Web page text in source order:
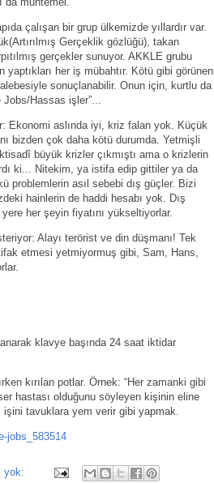
çalışan bir grup ülkemizde yıllardır var.
Gerçeklik gözlüğü), takan
gerçekler sunuyor. AKKLE grubu
her iş mübahtır. Kötü gibi görünen
sonuçlanabilir. Onun için, kurtlu da
Hassas işler”...
Ekonomi aslında iyi, kriz falan yok. Küçük
bizden çok daha kötü durumda. Yetmişli
büyük krizler çıkmıştı ama o krizlerin
ki... Nitekim, ya istifa edip gittiler ya da
problemlerin asıl sebebi dış güçler. Bizi
hainlerin de haddi hesabı yok. Dış
her şeyin fiyatını yükseltiyorlar.
Alayı terörist ve din düşmanı! Tek
etmesi yetmiyormuş gibi, Sam, Hans,
klavye başında 24 saat iktidar
kırılan potlar. Örnek: “Her zamanki gibi
hastası olduğunu söyleyen kişinin eline
tavuklara yem verir gibi yapmak.
jobs_583514
yok: